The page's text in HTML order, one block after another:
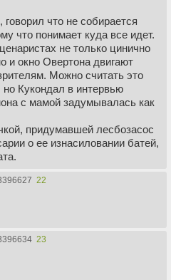
что не собирается
что понимает куда все идет.
не только цинично
и окно Овертона двигают
Можно считать это
Кукондал в интервью
с мамой задумывалась как
придумавшей лесбозасос
о ее изнасиловании батей,
22
23